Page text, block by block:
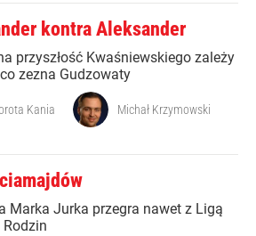
kontra Aleksander
przyszłość Kwaśniewskiego zależy
zezna Gudzowaty
Kania Michał Krzymowski
Marka Jurka przegra nawet z Ligą